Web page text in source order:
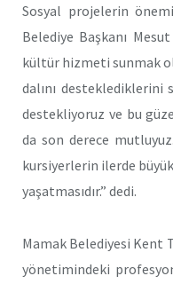
Sosyal projelerin
Belediye Başkanı
kültür hizmeti sunmak
dalını desteklediklerini
destekliyoruz ve bu
da son derece
kursiyerlerin ilerde
yaşatmasıdır.” dedi.
Mamak Belediyesi Kent
yönetimindeki